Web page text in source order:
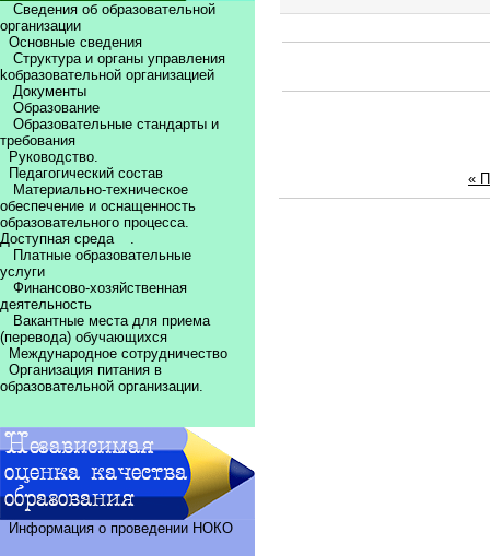
Сведения об образовательной
организации
Основные сведения
Структура и органы управления
kобразовательной организацией
Документы
Образование
Образовательные стандарты и
требования
Руководство.
Педагогический состав
Материально-техническое
обеспечение и оснащенность
образовательного процесса.
Доступная среда
.
Платные образовательные
услуги
Финансово-хозяйственная
деятельность
Вакантные места для приема
(перевода) обучающихся
Международное сотрудничество
Организация питания в
образовательной организации.
Информация о проведении НОКО
«